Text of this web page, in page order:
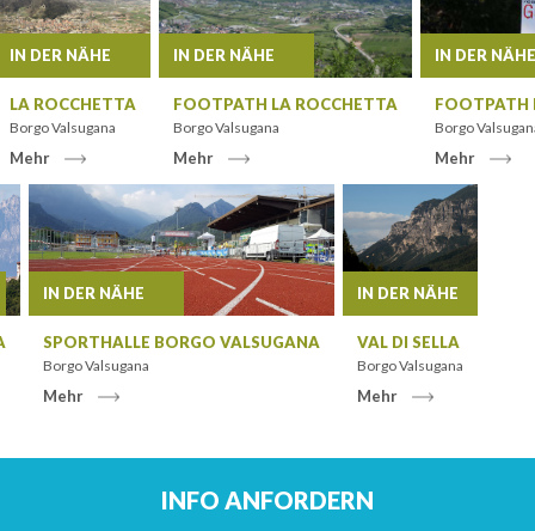
ERWACHSENE
KINDER
SUCHEN
IN DER NÄHE
LA ROCCHETTA
Borgo Valsugana
Mehr
IN DER NÄHE
FOOTPATH LA ROCCHETTA
Borgo Valsugana
Mehr
IN DER NÄHE
FOOTPATH
Borgo
Mehr
IN DER NÄHE
SPORTHALLE BORGO VALSUGANA
Borgo Valsugana
Mehr
IN DER NÄHE
VAL DI SELLA
Borgo Valsugana
Mehr
INFO ANFORDERN